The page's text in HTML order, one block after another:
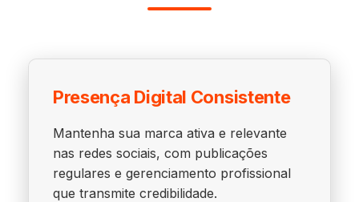
Presença Digital Consistente
Mantenha sua marca ativa e relevante
nas redes sociais, com publicações
regulares e gerenciamento profissional
que transmite credibilidade.